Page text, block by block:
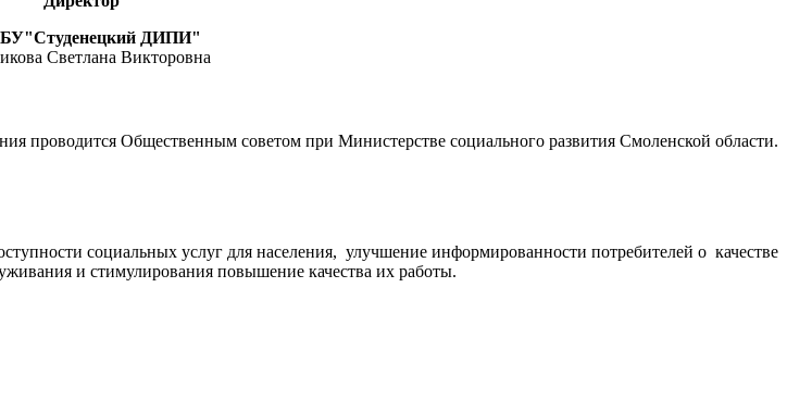
ДИПИ"
Светлана Викторовна
проводится Общественным советом при Министерстве социального развития Смоленской области.
социальных услуг для населения, улучшение информированности потребителей о качестве
и стимулирования повышение качества их работы.